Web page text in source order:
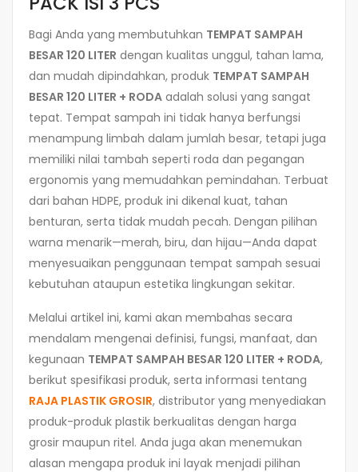
Bagi Anda yang membutuhkan TEMPAT SAMPAH
BESAR 120 LITER dengan kualitas unggul, tahan lama,
dan mudah dipindahkan, produk TEMPAT SAMPAH
BESAR 120 LITER + RODA adalah solusi yang sangat
tepat. Tempat sampah ini tidak hanya berfungsi
menampung limbah dalam jumlah besar, tetapi juga
memiliki nilai tambah seperti roda dan pegangan
ergonomis yang memudahkan pemindahan. Terbuat
dari bahan HDPE, produk ini dikenal kuat, tahan
benturan, serta tidak mudah pecah. Dengan pilihan
warna menarik—merah, biru, dan hijau—Anda dapat
menyesuaikan penggunaan tempat sampah sesuai
kebutuhan ataupun estetika lingkungan sekitar.
Melalui artikel ini, kami akan membahas secara
mendalam mengenai definisi, fungsi, manfaat, dan
kegunaan TEMPAT SAMPAH BESAR 120 LITER + RODA,
berikut spesifikasi produk, serta informasi tentang
RAJA PLASTIK GROSIR, distributor yang menyediakan
produk-produk plastik berkualitas dengan harga
grosir maupun ritel. Anda juga akan menemukan
alasan mengapa produk ini layak menjadi pilihan